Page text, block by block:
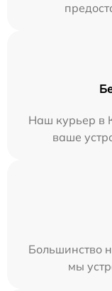
Наш курьер в
ваше
Большинство
мы